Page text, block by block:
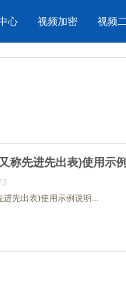
心
免费稳定无广
帮助企业视频
视频加密 视频
色
称先进先出表)使用示
进先出表)使用示例说明...